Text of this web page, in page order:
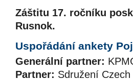
Záštitu 17. ročníku
Rusnok.
Uspořádání ankety
Generální partner:
Partner: Sdružení